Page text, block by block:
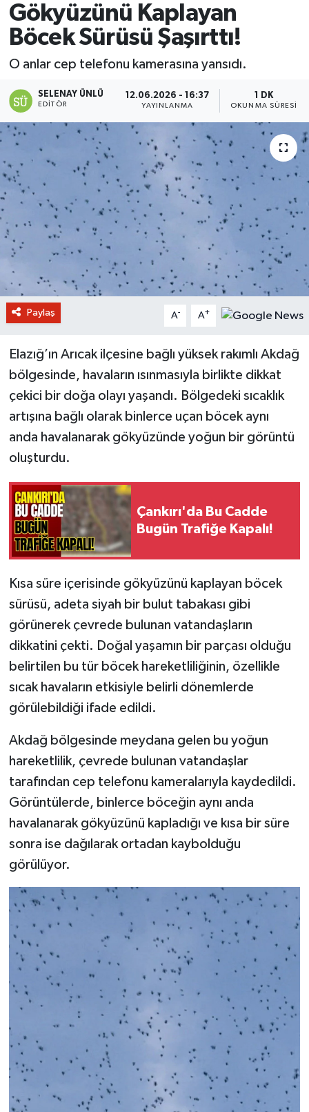
Gökyüzünü Kaplayan
Böcek Sürüsü Şaşırttı!
O anlar cep telefonu kamerasına yansıdı.
SELENAY ÜNLÜ
EDITÖR
12.06.2026 - 16:37
YAYINLANMA
1 DK
OKUNMA SÜRESI
Paylaş A- A+
Elazığ’ın Arıcak ilçesine bağlı yüksek rakımlı Akdağ
bölgesinde, havaların ısınmasıyla birlikte dikkat
çekici bir doğa olayı yaşandı. Bölgedeki sıcaklık
artışına bağlı olarak binlerce uçan böcek aynı
anda havalanarak gökyüzünde yoğun bir görüntü
oluşturdu.
Çankırı'da Bu Cadde
Bugün Trafiğe Kapalı!
Kısa süre içerisinde gökyüzünü kaplayan böcek
sürüsü, adeta siyah bir bulut tabakası gibi
görünerek çevrede bulunan vatandaşların
dikkatini çekti. Doğal yaşamın bir parçası olduğu
belirtilen bu tür böcek hareketliliğinin, özellikle
sıcak havaların etkisiyle belirli dönemlerde
görülebildiği ifade edildi.
Akdağ bölgesinde meydana gelen bu yoğun
hareketlilik, çevrede bulunan vatandaşlar
tarafından cep telefonu kameralarıyla kaydedildi.
Görüntülerde, binlerce böceğin aynı anda
havalanarak gökyüzünü kapladığı ve kısa bir süre
sonra ise dağılarak ortadan kaybolduğu
görülüyor.